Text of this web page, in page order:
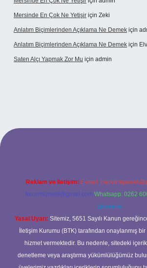
Mersinde En Çok Ne Yetişir için Zeki
Anlatım Biçimlerinden Açıklama Ne Demek için
Anlatım Biçimlerinden Açıklama Ne Demek için
Saten Alçı Yapmak Zor Mu için admin
Reklam ve İletişim: E-mail:
forumhizmeti@gmail.com Whatsapp: 0262
@karabul
Yasal Uyarı: Sitemiz, 5651 Sayılı Kanun
İletişim Kurumu (BTK) tarafından onaylanmış
hizmet vermektedir. Bu nedenle, sitedeki
denetleme veya araştırma yükümlülüğümüz